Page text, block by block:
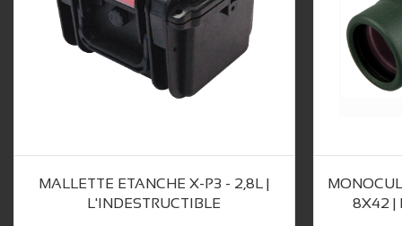
MALLETTE ETANCHE X-P3 - 2,8L |
L'INDESTRUCTIBLE
8X42 |